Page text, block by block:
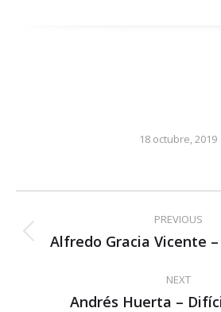
18 octubre, 2019
navigation
PREVIOUS
Alfredo Gracia Vicente
NEXT
Next
Andrés Huerta –